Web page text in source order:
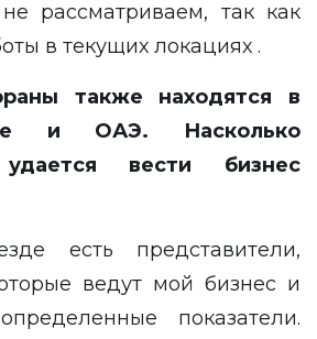
рассматриваем, так как
в текущих локациях .
также находятся в
и ОАЭ. Насколько
вести бизнес
есть представители,
ведут мой бизнес и
показатели.